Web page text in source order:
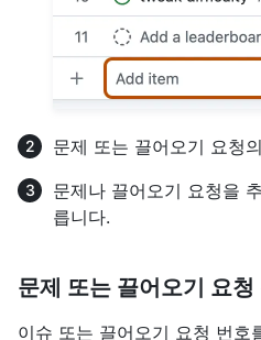
문제 또는 끌어오기 요청
문제나 끌어오기 요청을
릅니다.
문제 또는 끌어오기 요청
이슈 또는 끌어오기 요청 번호